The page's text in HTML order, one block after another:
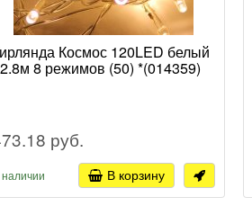
Космос 120LED белый
8 режимов (50) *(014359)
руб.
В корзину